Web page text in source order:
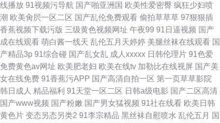
线播放 91视频污导航 国产啪亚洲国 欧美性爱密臀 疯狂少妇喷
潮 欧美肏屄一区二区 国产乱伦免费观看 偷拍草草草 97狠狠插
香蕉视频下载污版 三级黄色视频网址 午夜99 91日逼视频 国产
成在线观看 萌白酱一线天 乱伦五月天婷婷 美腿丝袜在线观看 国
产精品3p 91综合碰 国产乱女乱 成人xxxxx 日韩伦理片 91色爱
免费黄色av网址 欧美肥老妇 欧美在线tv 加勒比在线视屏 国产美
女在线免费 91香蕉污APP 国产高清自拍一区 第一页草草影院
韩日成人 精品福利 91天堂一区二区 日韩a级电影 国产二区高清
国产www视频 国产粉嫩 国产男女猛视频 91社在线看 欧美日韩
黄色片 变态另态另类2 91李宗精品 黑丝袜自慰喷水 乱伦五月 国